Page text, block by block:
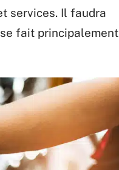
services. Il faudra
fait principalement